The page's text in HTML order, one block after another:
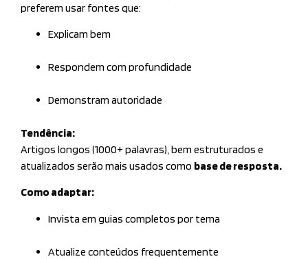
preferem usar fontes que:
Explicam bem
Respondem com profundidade
Demonstram autoridade
Tendência:
Artigos longos (1000+ palavras), bem estruturados e
atualizados serão mais usados como base de resposta.
Como adaptar:
Invista em guias completos por tema
Atualize conteúdos frequentemente